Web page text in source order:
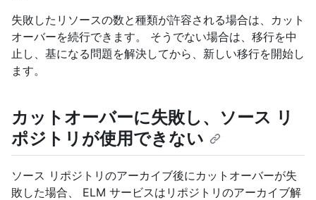
失敗したリソースの数と種類が許容される場合は、カット
オーバーを続行できます。 そうでない場合は、移行を中
止し、基になる問題を解決してから、新しい移行を開始し
ます。
カットオーバーに失敗し、ソース リ
ポジトリが使用できない
ソース リポジトリのアーカイブ後にカットオーバーが失
敗した場合、 ELM サービスはリポジトリのアーカイブ解